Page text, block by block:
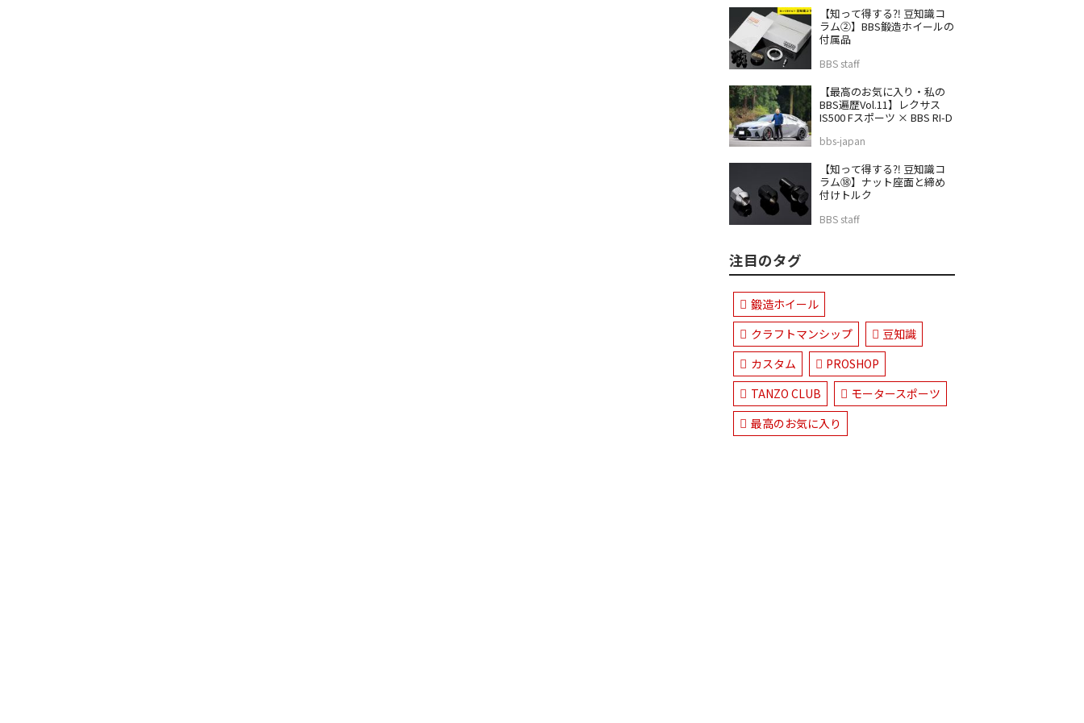
【知って得する⁈ 豆知識コ
ラム②】BBS鍛造ホイールの
付属品
BBS staff
【最高のお気に入り・私の
BBS遍歴Vol.11】レクサス
IS500 Fスポーツ × BBS RI-D
bbs-japan
【知って得する⁈ 豆知識コ
ラム⑱】ナット座面と締め
付けトルク
BBS staff
注目のタグ
鍛造ホイール
クラフトマンシップ
豆知識
カスタム
PROSHOP
TANZO CLUB
モータースポーツ
最高のお気に入り